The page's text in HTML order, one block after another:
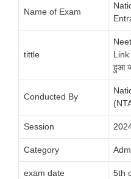
Name of Exam
tittle
Link
हुआ
Conducted By
Session
Category
exam date 5th